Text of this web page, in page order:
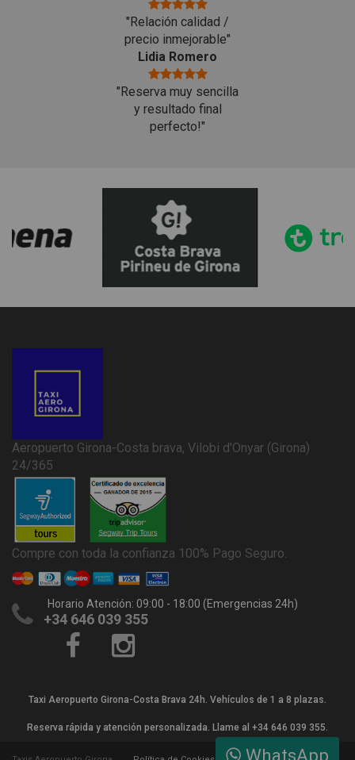
"Relación calidad /
precio inmejorable"
Lidia Romero
"Reserva muy sencilla
y resultado final
perfecto!"
Aeropuerto Girona-Costa brava, Vilobi d'Onyar (Girona)
24/365
Compre con toda la confianza 100% Pago Seguro.
Horario Atención: 09:00 - 18:00 (Emergencias 24h)
+34 646 039 355
Taxi Aeropuerto Girona-Costa Brava 24h. Vehículos de 1 a 8 plazas.
Reserva rápida y atención personalizada. Llame al +34 646 039 355.
WhatsApp